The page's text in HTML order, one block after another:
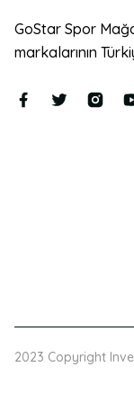
GoStar Spor
markalarının
2023 Copyright